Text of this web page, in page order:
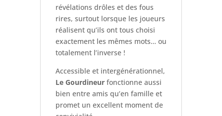
révélations drôles et des fous
rires, surtout lorsque les joueurs
réalisent qu’ils ont tous choisi
exactement les mêmes mots… ou
totalement l’inverse !
Accessible et intergénérationnel,
Le Gourdineurfonctionne aussi
bien entre amis qu’en famille et
promet un excellent moment de